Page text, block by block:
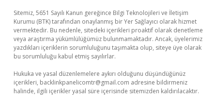
Sitemiz, 5651 Sayılı Kanun gereğince Bilgi Teknolojileri ve İletişim
Kurumu (BTK) tarafından onaylanmış bir Yer Sağlayıcı olarak hizmet
vermektedir. Bu nedenle, sitedeki içerikleri proaktif olarak denetleme
veya araştırma yükümlülüğümüz bulunmamaktadır. Ancak, üyelerimiz
yazdıkları içeriklerin sorumluluğunu taşımakta olup, siteye üye olarak
bu sorumluluğu kabul etmiş sayılırlar.
Hukuka ve yasal düzenlemelere aykırı olduğunu düşündüğünüz
içerikleri, backlinkpanelicomtr@gmail.com adresine bildirmeniz
halinde, ilgili içerikler yasal süre içerisinde sitemizden kaldırılacaktır.